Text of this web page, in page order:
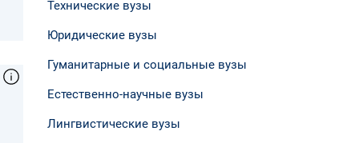
Технические вузы
Юридические вузы
Гуманитарные и социальные вузы
Естественно-научные вузы
Лингвистические вузы